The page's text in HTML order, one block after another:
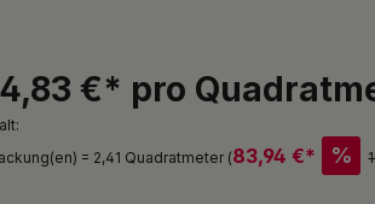
€* pro
= 2,41 Quadratmeter (83,94 €* %